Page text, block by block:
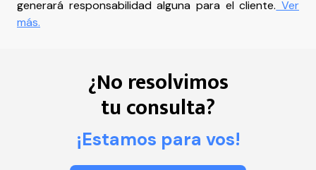
generará responsabilidad alguna para el cliente. Ver
más.
¿No resolvimos
tu consulta?
¡Estamos para vos!